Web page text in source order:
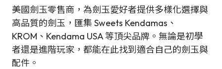
美國劍玉零售商，為劍玉愛好者提供多樣化選擇與
高品質的劍玉，匯集 Sweets Kendamas、
KROM、Kendama USA 等頂尖品牌。無論是初學
者還是進階玩家，都能在此找到適合自己的劍玉與
配件。